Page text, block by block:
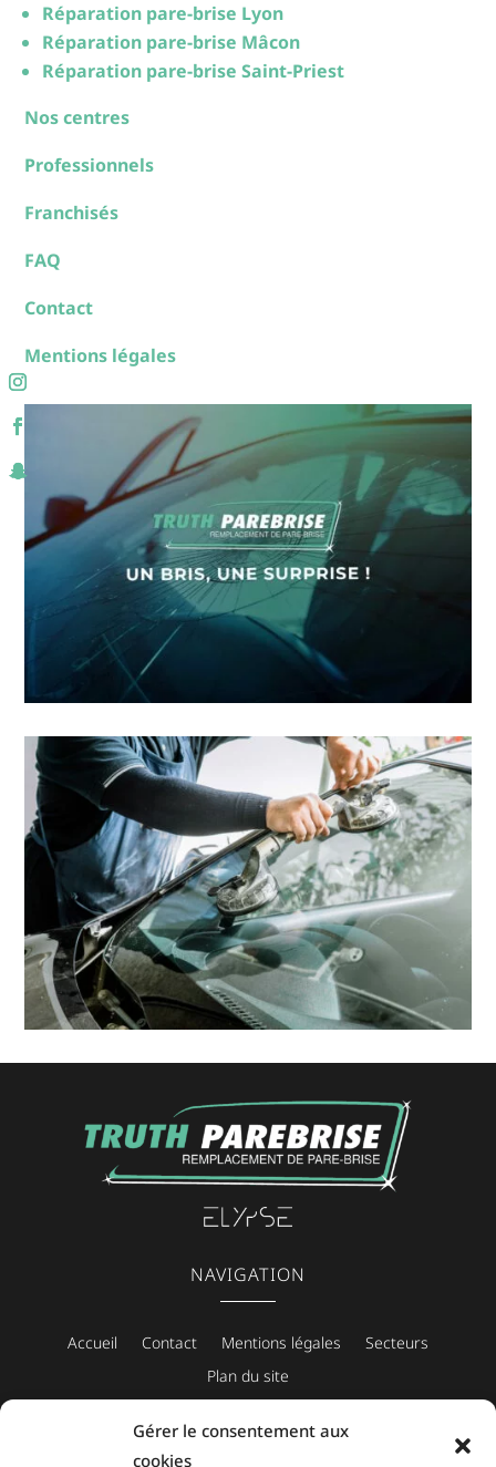
Gérer le consentement aux
cookies
Réparation pare-brise Lyon
Réparation pare-brise Mâcon
Réparation pare-brise Saint-Priest
Nos centres
Professionnels
Franchisés
FAQ
Contact
Mentions légales
NAVIGATION
Accueil Contact Mentions légales
Secteurs
Plan du site